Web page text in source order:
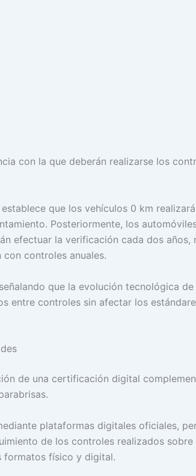
con la que deberán realizarse los
que los vehículos 0 km
Posteriormente, los
efectuar la verificación cada dos años,
controles anuales.
que la evolución tecnológica
entre controles sin afectar los
de una certificación digital
plataformas digitales oficiales,
de los controles realizados sobre
formatos físico y digital.